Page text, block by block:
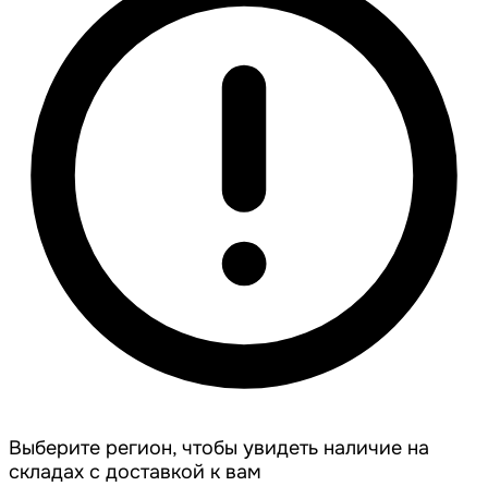
Выберите регион, чтобы увидеть наличие на
складах с доставкой к вам